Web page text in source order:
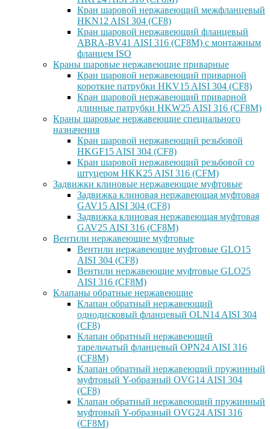
Кран шаровой нержавеющий межфланцевый
HKN12 AISI 304 (CF8)
Кран шаровой нержавеющий фланцевый
ABRA-BV41 AISI 316 (CF8M) с монтажным
фланцем ISO
Краны шаровые нержавеющие приварные
Кран шаровой нержавеющий приварной
короткие патрубки HKV15 AISI 304 (CF8)
Кран шаровой нержавеющий приварной
длинные патрубки HKW25 AISI 316 (CF8M)
Краны шаровые нержавеющие специального
назначения
Кран шаровой нержавеющий резьбовой
HKGF15 AISI 304 (CF8)
Кран шаровой нержавеющий резьбовой со
штуцером HKK25 AISI 316 (CFM)
Задвижки клиновые нержавеющие муфтовые
Задвижка клиновая нержавеющая муфтовая
GAV15 AISI 304 (CF8)
Задвижка клиновая нержавеющая муфтовая
GAV25 AISI 316 (CF8M)
Вентили нержавеющие муфтовые
Вентили нержавеющие муфтовые GLO15
AISI 304 (CF8)
Вентили нержавеющие муфтовые GLO25
AISI 316 (CF8M)
Клапаны обратные нержавеющие
Клапан обратный нержавеющий
однодисковый фланцевый OLN14 AISI 304
(CF8)
Клапан обратный нержавеющий
тарельчатый фланцевый OPN24 AISI 316
(CF8M)
Клапан обратный нержавеющий пружинный
муфтовый Y-образный OVG14 AISI 304
(CF8)
Клапан обратный нержавеющий пружинный
муфтовый Y-образный OVG24 AISI 316
(CF8М)